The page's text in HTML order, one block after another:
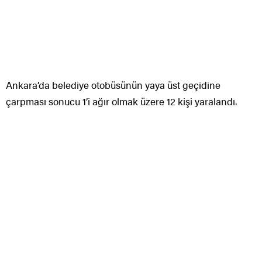
Ankara’da belediye otobüsünün yaya üst geçidine
çarpması sonucu 1’i ağır olmak üzere 12 kişi yaralandı.